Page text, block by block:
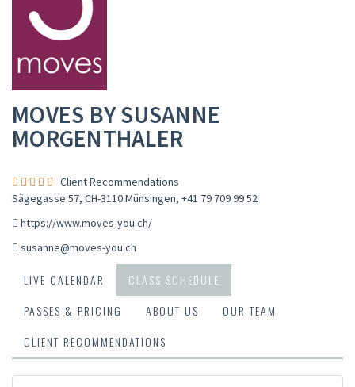
MOVES BY SUSANNE
MORGENTHALER
Client Recommendations
Sägegasse 57, CH-3110 Münsingen, +41 79 709 99 52
https://www.moves-you.ch/
susanne@moves-you.ch
LIVE CALENDAR
CLASS SCHEDULE
PASSES & PRICING
ABOUT US
OUR TEAM
CLIENT RECOMMENDATIONS